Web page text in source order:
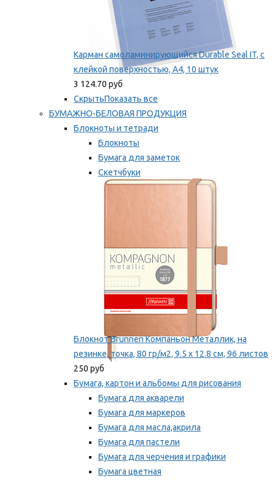
Карман самоламинирующийся Durable Seal IT, с
клейкой поверхностью, A4, 10 штук
3 124.70 руб
СкрытьПоказать все
БУМАЖНО-БЕЛОВАЯ ПРОДУКЦИЯ
Блокноты и тетради
Блокноты
Бумага для заметок
Скетчбуки
Тетради
Блокнот Brunnen Компаньон Металлик, на
резинке, точка, 80 гр/м2, 9.5 х 12.8 см, 96 листов
250 руб
Бумага, картон и альбомы для рисования
Бумага для акварели
Бумага для маркеров
Бумага для масла,акрила
Бумага для пастели
Бумага для черчения и графики
Бумага цветная